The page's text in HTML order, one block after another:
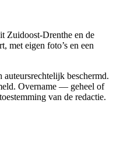
Zuidoost-Drenthe en de
met eigen foto’s en een
auteursrechtelijk beschermd.
Overname — geheel of
van de redactie.